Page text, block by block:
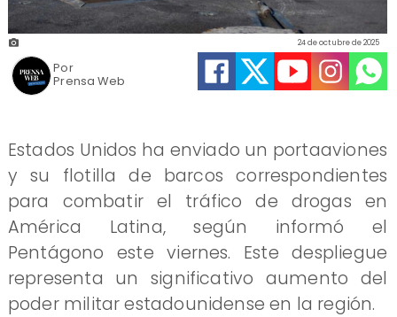
Prensa Web
24 de octubre de 2025
Por
Estados Unidos ha enviado un portaaviones
y su flotilla de barcos correspondientes
para combatir el tráfico de drogas en
América Latina, según informó el
Pentágono este viernes. Este despliegue
representa un significativo aumento del
poder militar estadounidense en la región.